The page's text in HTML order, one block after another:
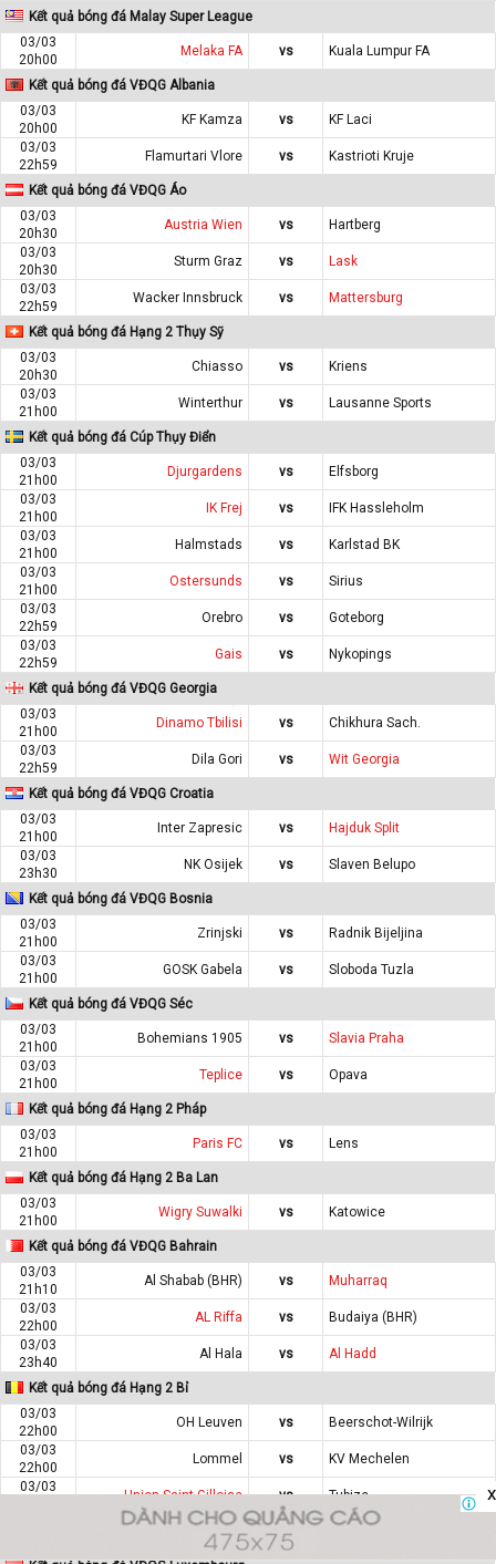
Kết quả bóng đá Malay Super League
03/03
20h00
Melaka FA vs Kuala Lumpur FA
Kết quả bóng đá VĐQG Albania
03/03
20h00
KF Kamza vs
KF Laci
03/03
22h59
Flamurtari Vlore vs Kastrioti Kruje
Kết quả bóng đá VĐQG Áo
03/03
20h30
Austria Wien vs
Hartberg
03/03
20h30
Sturm Graz vs
Lask
03/03
22h59
Wacker Innsbruck vs Mattersburg
Kết quả bóng đá Hạng 2 Thụy Sỹ
03/03
20h30
Chiasso vs
Kriens
03/03
21h00
Winterthur vs Lausanne Sports
Kết quả bóng đá Cúp Thụy Điển
03/03
21h00
Djurgardens vs
Elfsborg
03/03
21h00
IK Frej vs
IFK Hassleholm
03/03
21h00
Halmstads vs
Karlstad BK
03/03
21h00
Ostersunds vs
Sirius
03/03
22h59
Orebro vs
Goteborg
03/03
22h59
Gais vs Nykopings
Kết quả bóng đá VĐQG Georgia
03/03
21h00
Dinamo Tbilisi vs
Chikhura Sach.
03/03
22h59
Dila Gori vs Wit Georgia
Kết quả bóng đá VĐQG Croatia
03/03
21h00
Inter Zapresic vs
Hajduk Split
03/03
23h30
NK Osijek vs Slaven Belupo
Kết quả bóng đá VĐQG Bosnia
03/03
21h00
Zrinjski vs
Radnik Bijeljina
03/03
21h00
GOSK Gabela vs Sloboda Tuzla
Kết quả bóng đá VĐQG Séc
03/03
21h00
Bohemians 1905 vs
Slavia Praha
03/03
21h00
Teplice vs Opava
Kết quả bóng đá Hạng 2 Pháp
03/03
21h00
Paris FC vs Lens
Kết quả bóng đá Hạng 2 Ba Lan
03/03
21h00
Wigry Suwalki vs Katowice
Kết quả bóng đá VĐQG Bahrain
03/03
21h10
Al Shabab (BHR) vs
Muharraq
03/03
22h00
AL Riffa vs
Budaiya (BHR)
03/03
23h40
Al Hala vs Al Hadd
Kết quả bóng đá Hạng 2 Bỉ
03/03
22h00
OH Leuven vs
Beerschot-Wilrijk
03/03
22h00
Lommel vs
KV Mechelen
03/03
Union Saint-Gilloise vs
Tubize
Roeselare vs
x